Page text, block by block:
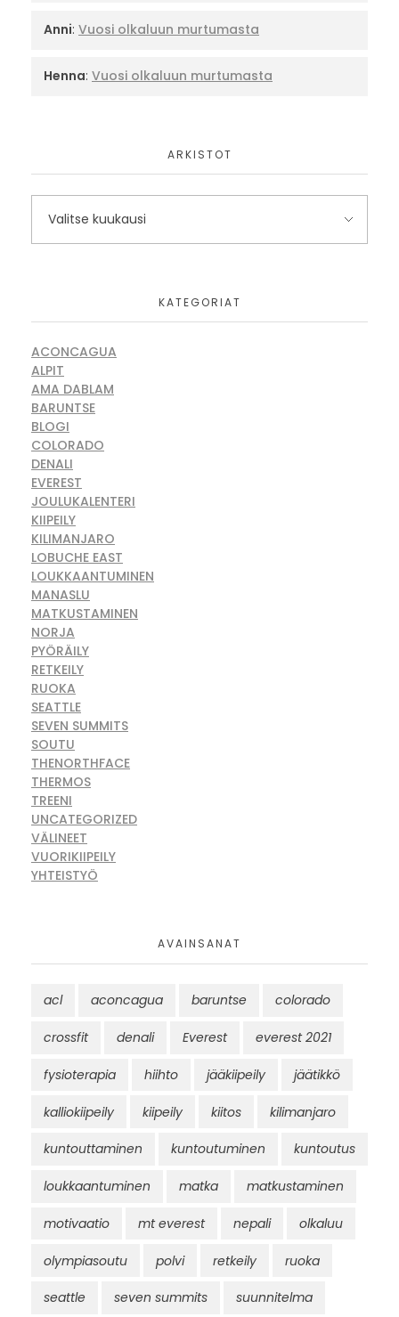
Anni: Vuosi olkaluun murtumasta
Henna: Vuosi olkaluun murtumasta
ARKISTOT
KATEGORIAT
ACONCAGUA
ALPIT
AMA DABLAM
BARUNTSE
BLOGI
COLORADO
DENALI
EVEREST
JOULUKALENTERI
KIIPEILY
KILIMANJARO
LOBUCHE EAST
LOUKKAANTUMINEN
MANASLU
MATKUSTAMINEN
NORJA
PYÖRÄILY
RETKEILY
RUOKA
SEATTLE
SEVEN SUMMITS
SOUTU
THENORTHFACE
THERMOS
TREENI
UNCATEGORIZED
VÄLINEET
VUORIKIIPEILY
YHTEISTYÖ
AVAINSANAT
acl aconcagua baruntse colorado
crossfit denali Everest everest 2021
fysioterapia hiihto jääkiipeily jäätikkö
kalliokiipeily kiipeily kiitos kilimanjaro
kuntouttaminen kuntoutuminen kuntoutus
loukkaantuminen matka matkustaminen
motivaatio mt everest nepali olkaluu
olympiasoutu polvi retkeily ruoka
seattle seven summits suunnitelma